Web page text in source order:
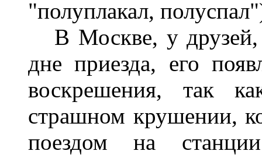
"полуплакал,
В Москве, у друзей,
дне приезда, его
воскрешения, так
страшном крушении,
поездом на